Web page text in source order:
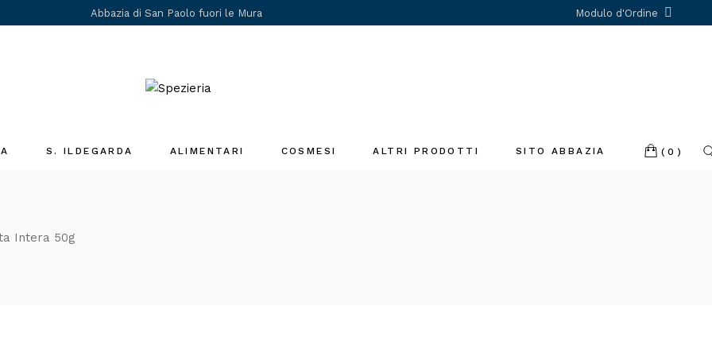
Abbazia di San Paolo fuori le Mura Modulo d'Ordine
S. ILDEGARDA ALIMENTARI COSMESI ALTRI PRODOTTI SITO ABBAZIA (0)
Intera 50g